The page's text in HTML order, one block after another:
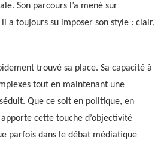
Son parcours l’a mené sur
a toujours su imposer son style : clair,
trouvé sa place. Sa capacité à
tout en maintenant une
Que ce soit en politique, en
cette touche d’objectivité
parfois dans le débat médiatique